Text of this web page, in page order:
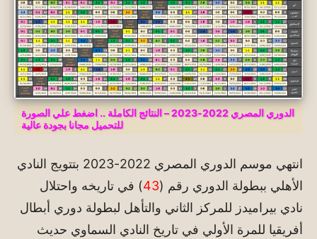
الدوري المصري 2022-2023 – النتائج الكاملة .. اضغط علي الصورة
للتحميل مجانا بجودة عالية
انتهي موسم الدوري المصري 2022-2023 بتتويج النادي
الأهلي ببطولة الدوري رقم (43) في تاريخه واحتلال
نادي بيراميدز للمركز الثاني والتأهل لبطولة دوري أبطال
أفريقيا للمرة الأولي في تاريخ النادي السماوي حديث